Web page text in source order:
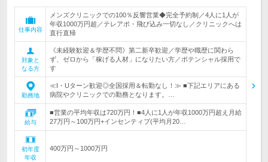
仕事内容
メンズクリニックでの100％反響営業◆完全予約制／4人に1人が
年収1000万円超／テレアポ・飛び込み一切なし／クリニックへは
直行直帰
対象と
なる方
《未経験歓迎＆学歴不問》第二新卒歓迎／学歴や職歴に関わら
ず、ゼロから「稼げる人材」になりたい方／ポテンシャル採用で
す
勤務地
≪I・Uターン歓迎◎全国採用＆転勤なし！≫ ■下記エリアにある
病院やクリニックでの勤務となります。…
給与
■営業の平均年収は720万円！■4人に1人が年収1000万円超え月給
27万円～100万円+インセンティブ(平均月20…
初年度
年収
400万円～1000万円